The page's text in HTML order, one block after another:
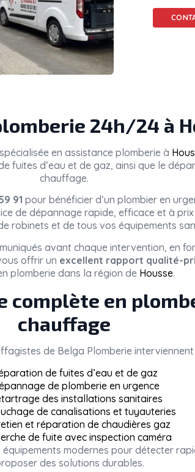
24h/24 à
en assistance plomberie à
fuites d’eau et de gaz, ainsi que le
chauffage.
91 pour bénéficier d’un plombier en
de dépannage rapide, efficace et à
robinets et de tous vos équipements
avant chaque intervention, en
offrir un excellent rapport qualité-
plomberie dans la région de Housse.
complète en
chauffage
de Belga Plomberie interviennent
de fuites d’eau et de gaz
de plomberie en urgence
des installations sanitaires
de canalisations et tuyauteries
et réparation de chaudières gaz
de fuite avec inspection caméra
modernes pour détecter
des solutions durables.